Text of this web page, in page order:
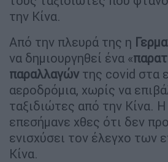
την Κίνα.
Από την πλευρά της η
να δημιουργηθεί ένα «
παραλλαγών της covid στα
αεροδρόμια, χωρίς να
ταξιδιώτες από την Κίνα.
επεσήμανε χθες ότι δεν
ενισχύσει τον έλεγχο των
Κίνα.